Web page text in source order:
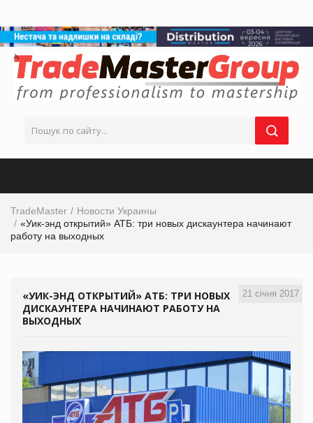
TradeMaster
Новости Украины
«Уик-энд открытий» АТБ: три новых дискаунтера начинают
работу на выходных
21 січня 2017
«УИК-ЭНД ОТКРЫТИЙ» АТБ: ТРИ НОВЫХ
ДИСКАУНТЕРА НАЧИНАЮТ РАБОТУ НА
ВЫХОДНЫХ